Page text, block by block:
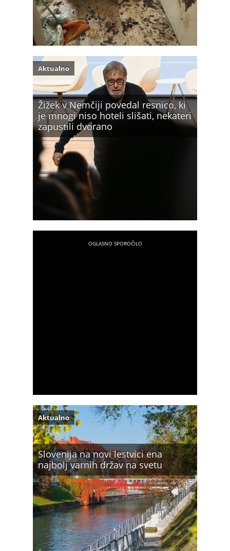
Žižek v Nemčiji povedal resnico, ki
je mnogi niso hoteli slišati, nekateri
zapustili dvorano
Aktualno
Slovenija na novi lestvici ena
najbolj varnih držav na svetu
Aktualno